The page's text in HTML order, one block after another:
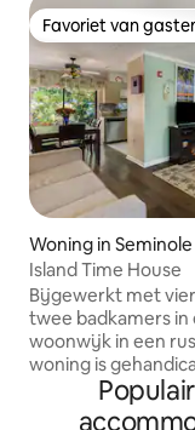
Favoriet van
Favoriet van
Woning in Seminole
Island Time House
Bijgewerkt met
twee badkamers in
woonwijk in een
woning is
een brede
een tropische